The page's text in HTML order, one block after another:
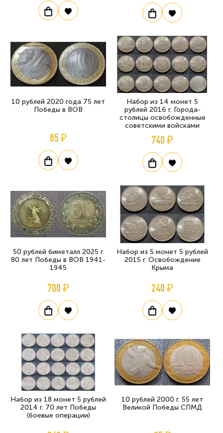
10 рублей 2020 года 75 лет
Победы в ВОВ
85 ₽
Набор из 14 монет 5
рублей 2016 г. Города-
столицы освобожденные
советскими войсками
740 ₽
50 рублей биметалл 2025 г.
80 лет Победы в ВОВ 1941-
1945
700 ₽
Набор из 5 монет 5 рублей
2015 г. Освобождение
Крыма
240 ₽
Набор из 18 монет 5 рублей
2014 г. 70 лет Победы
(боевые операции)
10 рублей 2000 г. 55 лет
Великой Победы СПМД